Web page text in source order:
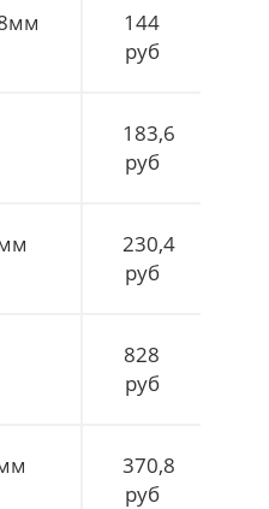
144
руб
183,6
руб
230,4
руб
828
руб
370,8
руб